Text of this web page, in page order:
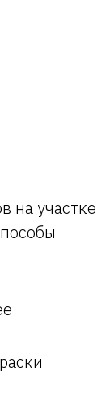
на участке